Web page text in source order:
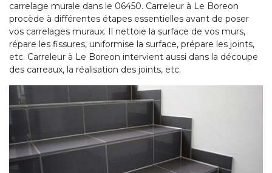
carrelage murale dans le 06450. Carreleur à Le Boreon
procède à différentes étapes essentielles avant de poser
vos carrelages muraux. Il nettoie la surface de vos murs,
répare les fissures, uniformise la surface, prépare les joints,
etc. Carreleur à Le Boreon intervient aussi dans la découpe
des carreaux, la réalisation des joints, etc.